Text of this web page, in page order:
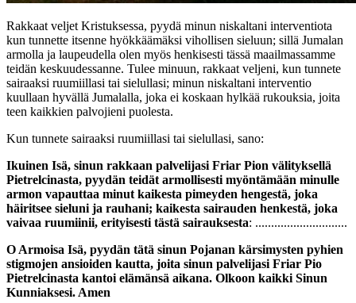
Rakkaat veljet Kristuksessa, pyydä minun niskaltani interventiota
kun tunnette itsenne hyökkäämäksi vihollisen sieluun; sillä Jumalan
armolla ja laupeudella olen myös henkisesti tässä maailmassamme
teidän keskuudessanne. Tulee minuun, rakkaat veljeni, kun tunnete
sairaaksi ruumiillasi tai sielullasi; minun niskaltani interventio
kuullaan hyvällä Jumalalla, joka ei koskaan hylkää rukouksia, joita
teen kaikkien palvojieni puolesta.
Kun tunnete sairaaksi ruumiillasi tai sielullasi, sano:
Ikuinen Isä, sinun rakkaan palvelijasi Friar Pion välityksellä
Pietrelcinasta, pyydän teidät armollisesti myöntämään minulle
armon vapauttaa minut kaikesta pimeyden hengestä, joka
häiritsee sieluni ja rauhani; kaikesta sairauden henkestä, joka
vaivaa ruumiinii, erityisesti tästä sairauksesta: .............................
O Armoisa Isä, pyydän tätä sinun Pojanan kärsimysten pyhien
stigmojen ansioiden kautta, joita sinun palvelijasi Friar Pio
Pietrelcinasta kantoi elämänsä aikana. Olkoon kaikki Sinun
Kunniaksesi. Amen